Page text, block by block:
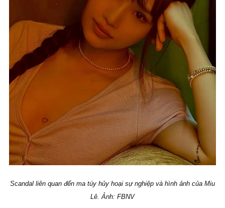
Scandal liên quan đến ma túy hủy hoại sự nghiệp và hình ảnh của Miu
Lê. Ảnh: FBNV